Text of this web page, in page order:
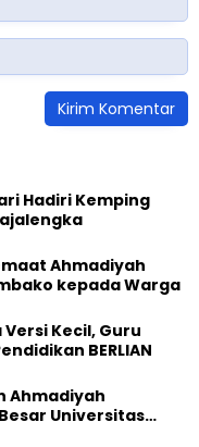
Hadiri Kemping
Ahmadiyah
kepada Warga
Kecil, Guru
BERLIAN
Ahmadiyah
Universitas